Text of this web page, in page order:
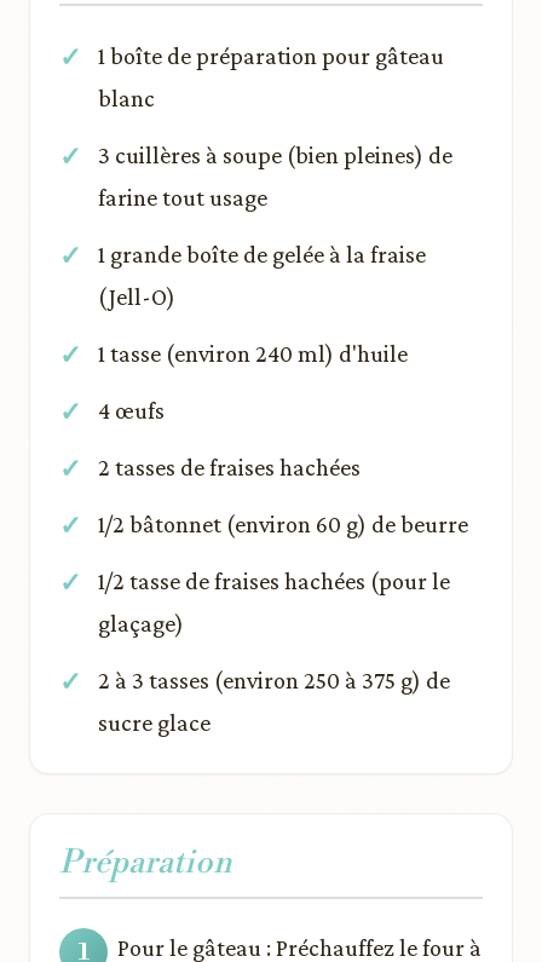
1 boîte de préparation pour gâteau
blanc
3 cuillères à soupe (bien pleines) de
farine tout usage
1 grande boîte de gelée à la fraise
(Jell-O)
1 tasse (environ 240 ml) d'huile
4 œufs
2 tasses de fraises hachées
1/2 bâtonnet (environ 60 g) de beurre
1/2 tasse de fraises hachées (pour le
glaçage)
2 à 3 tasses (environ 250 à 375 g) de
sucre glace
Préparation
Pour le gâteau : Préchauffez le four à